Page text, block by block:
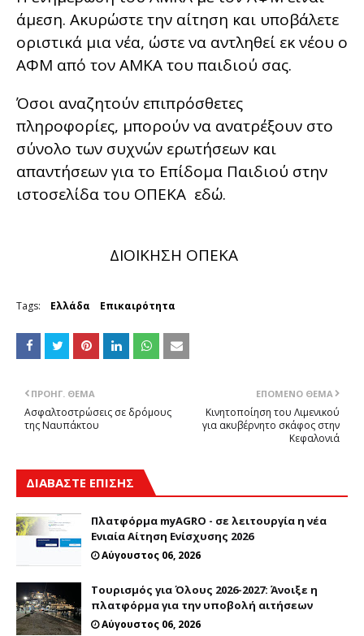
άμεση. Ακυρώστε την αίτηση και υποβάλετε
οριστικά μια νέα, ώστε να αντληθεί εκ νέου ο
ΑΦΜ από τον ΑΜΚΑ του παιδιού σας.
Όσοι αναζητούν επιπρόσθετες
πληροφορίες, μπορούν να ανατρέξουν στο
σύνολο των συχνών ερωτήσεων και
απαντήσεων για το Επίδομα Παιδιού στην
ιστοσελίδα του ΟΠΕΚΑ εδώ.
ΔΙΟΙΚΗΣΗ ΟΠΕΚΑ
Tags: Ελλάδα Επικαιρότητα
ΕΠΌΜΕΝΟ ΘΈΜΑ
Κινητοποίηση του Λιμενικού
για ακυβέρνητο σκάφος στην
Κεφαλονιά
ΠΡΟΗΓ. ΘΈΜΑ
Ασφαλτοστρώσεις σε δρόμους
της Ναυπάκτου
ΔΙΑΒΑΣΤΕ ΕΠΙΣΗΣ
Πλατφόρμα myAGRO - σε λειτουργία η νέα
Ενιαία Αίτηση Ενίσχυσης 2026
Αύγουστος 06, 2026
Τουρισμός για Όλους 2026-2027: Άνοιξε η
πλατφόρμα για την υποβολή αιτήσεων
Αύγουστος 06, 2026